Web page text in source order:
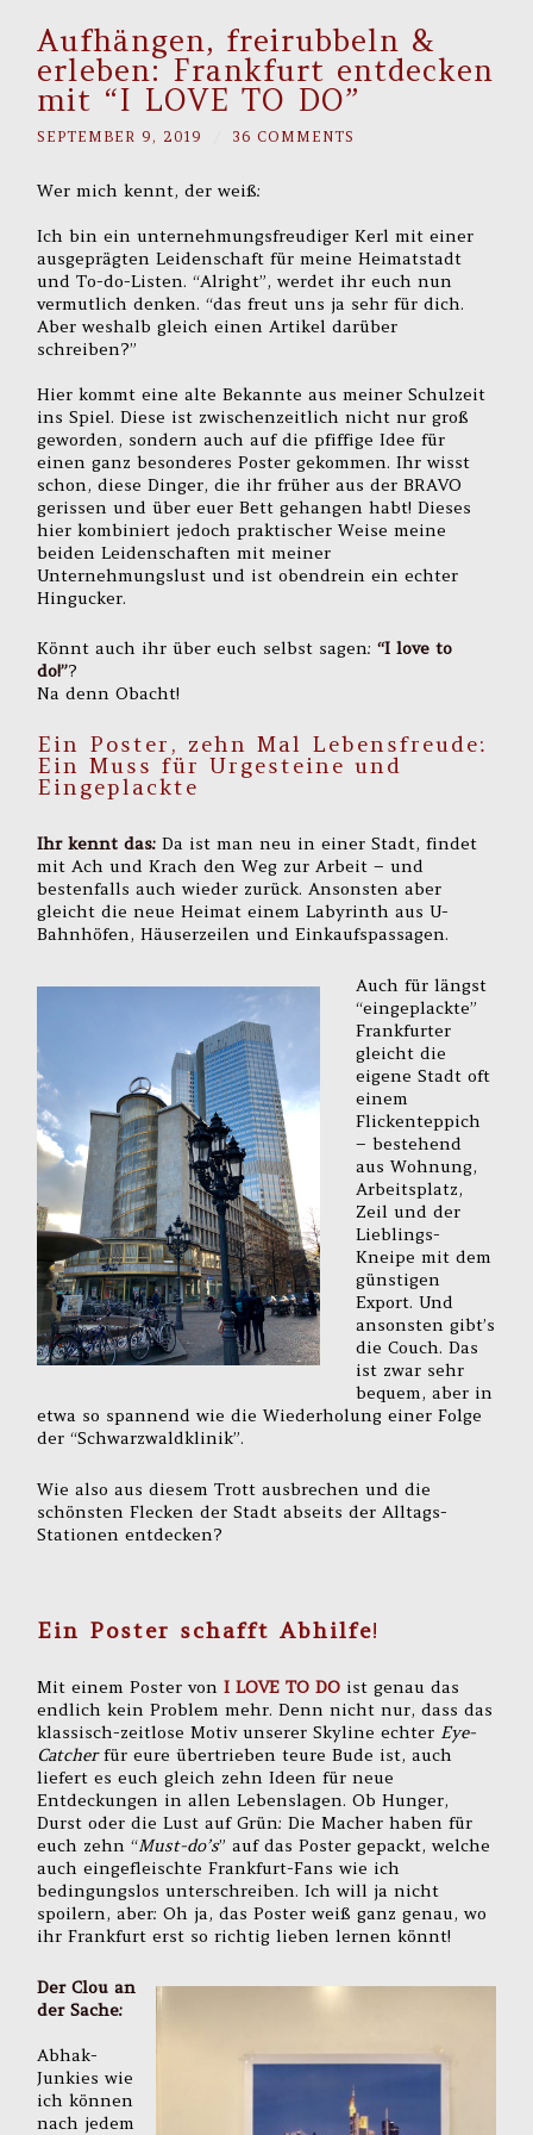
Aufhängen, freirubbeln &
erleben: Frankfurt entdecken
mit “I LOVE TO DO”
SEPTEMBER 9, 2019 36 COMMENTS
Wer mich kennt, der weiß:
Ich bin ein unternehmungsfreudiger Kerl mit einer
ausgeprägten Leidenschaft für meine Heimatstadt
und To-do-Listen. “Alright”, werdet ihr euch nun
vermutlich denken. “das freut uns ja sehr für dich.
Aber weshalb gleich einen Artikel darüber
schreiben?”
Hier kommt eine alte Bekannte aus meiner Schulzeit
ins Spiel. Diese ist zwischenzeitlich nicht nur groß
geworden, sondern auch auf die pfiffige Idee für
einen ganz besonderes Poster gekommen. Ihr wisst
schon, diese Dinger, die ihr früher aus der BRAVO
gerissen und über euer Bett gehangen habt! Dieses
hier kombiniert jedoch praktischer Weise meine
beiden Leidenschaften mit meiner
Unternehmungslust und ist obendrein ein echter
Hingucker.
Könnt auch ihr über euch selbst sagen:“I love to
do!”?
Na denn Obacht!
Ein Poster, zehn Mal Lebensfreude:
Ein Muss für Urgesteine und
Eingeplackte
Ihr kennt das:Da ist man neu in einer Stadt, findet
mit Ach und Krach den Weg zur Arbeit – und
bestenfalls auch wieder zurück. Ansonsten aber
gleicht die neue Heimat einem Labyrinth aus U-
Bahnhöfen, Häuserzeilen und Einkaufspassagen.
Auch für längst
“eingeplackte”
Frankfurter
gleicht die
eigene Stadt oft
einem
Flickenteppich
– bestehend
aus Wohnung,
Arbeitsplatz,
Zeil und der
Lieblings-
Kneipe mit dem
günstigen
Export. Und
ansonsten gibt’s
die Couch. Das
ist zwar sehr
bequem, aber in
etwa so spannend wie die Wiederholung einer Folge
der “Schwarzwaldklinik”.
Wie also aus diesem Trott ausbrechen und die
schönsten Flecken der Stadt abseits der Alltags-
Stationen entdecken?
Ein Poster schafft Abhilfe!
Mit einem Poster vonI LOVE TO DO ist genau das
endlich kein Problem mehr. Denn nicht nur, dass das
klassisch-zeitlose Motiv unserer Skyline echter Eye-
Catcherfür eure übertrieben teure Bude ist, auch
liefert es euch gleich zehn Ideen für neue
Entdeckungen in allen Lebenslagen. Ob Hunger,
Durst oder die Lust auf Grün: Die Macher haben für
euch zehn “Must-do’s” auf das Poster gepackt, welche
auch eingefleischte Frankfurt-Fans wie ich
bedingungslos unterschreiben. Ich will ja nicht
spoilern, aber: Oh ja, das Poster weiß ganz genau, wo
ihr Frankfurt erst so richtig lieben lernen könnt!
Der Clou an
der Sache:
Abhak-
Junkies wie
ich können
nach jedem